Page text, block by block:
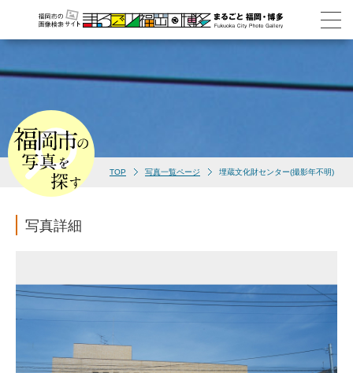
TOP 写真一覧ページ 埋蔵文化財センター(撮影年不明)
写真詳細